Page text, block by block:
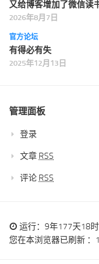
又给博客增加了微信读
2026年8月7日
官方论坛
有得必有失
2025年12月13日
管理面板
登录
文章 RSS
评论 RSS
运行：9年177天18
您在本浏览器已刷新 ：1